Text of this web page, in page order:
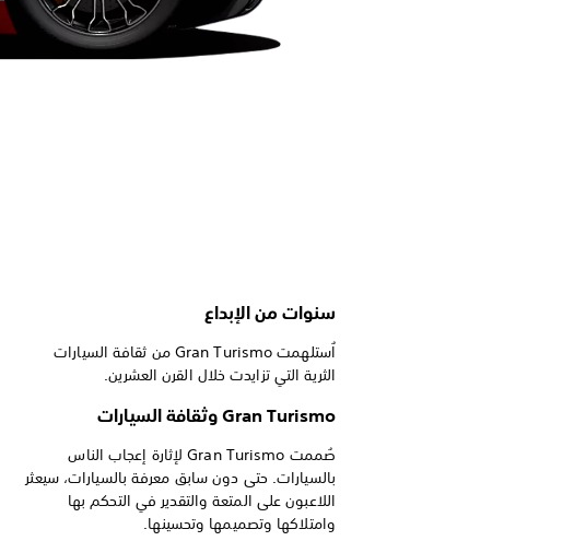
سنوات من الإبداع
اُستلهمت Gran Turismo من ثقافة السيارات
الثرية التي تزايدت خلال القرن العشرين.
Gran Turismo وثقافة السيارات
صُممت Gran Turismo لإثارة إعجاب الناس
بالسيارات. حتى دون سابق معرفة بالسيارات، سيعثر
اللاعبون على المتعة والتقدير في التحكم بها
وامتلاكها وتصميمها وتحسينها.